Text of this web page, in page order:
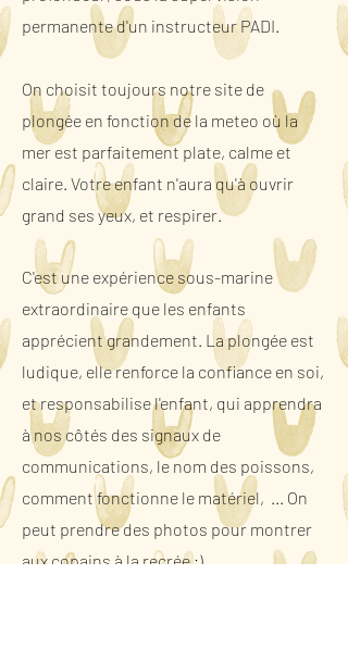
permanente d'un instructeur PADI.
On choisit toujours notre site de
plongée en fonction de la meteo où la
mer est parfaitement plate, calme et
claire. Votre enfant n'aura qu'à ouvrir
grand ses yeux, et respirer.
C'est une expérience sous-marine
extraordinaire que les enfants
apprécient grandement. La plongée est
ludique, elle renforce la confiance en soi,
et responsabilise l'enfant, qui apprendra
à nos côtés des signaux de
communications, le nom des poissons,
comment fonctionne le matériel, ... On
peut prendre des photos pour montrer
aux copains à la recrée ;)